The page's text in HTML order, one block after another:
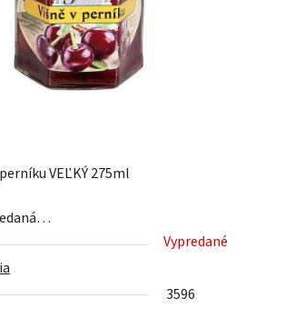
VEĽKÝ 275ml
Vypredané
3596